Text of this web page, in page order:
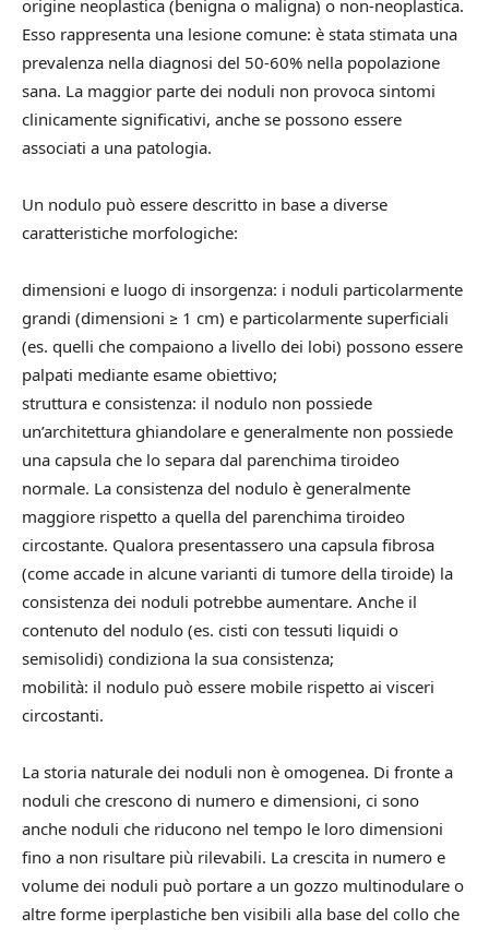
origine neoplastica (benigna o maligna) o non-neoplastica.
Esso rappresenta una lesione comune: è stata stimata una
prevalenza nella diagnosi del 50-60% nella popolazione
sana. La maggior parte dei noduli non provoca sintomi
clinicamente significativi, anche se possono essere
associati a una patologia.
Un nodulo può essere descritto in base a diverse
caratteristiche morfologiche:
dimensioni e luogo di insorgenza: i noduli particolarmente
grandi (dimensioni ≥ 1 cm) e particolarmente superficiali
(es. quelli che compaiono a livello dei lobi) possono essere
palpati mediante esame obiettivo;
struttura e consistenza: il nodulo non possiede
un’architettura ghiandolare e generalmente non possiede
una capsula che lo separa dal parenchima tiroideo
normale. La consistenza del nodulo è generalmente
maggiore rispetto a quella del parenchima tiroideo
circostante. Qualora presentassero una capsula fibrosa
(come accade in alcune varianti di tumore della tiroide) la
consistenza dei noduli potrebbe aumentare. Anche il
contenuto del nodulo (es. cisti con tessuti liquidi o
semisolidi) condiziona la sua consistenza;
mobilità: il nodulo può essere mobile rispetto ai visceri
circostanti.
La storia naturale dei noduli non è omogenea. Di fronte a
noduli che crescono di numero e dimensioni, ci sono
anche noduli che riducono nel tempo le loro dimensioni
fino a non risultare più rilevabili. La crescita in numero e
volume dei noduli può portare a un gozzo multinodulare o
altre forme iperplastiche ben visibili alla base del collo che